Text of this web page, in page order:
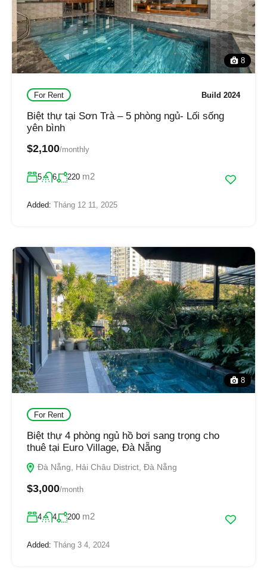
8
For Rent Build 2024
Biệt thự tại Sơn Trà – 5 phòng ngủ- Lối sống
yên bình
$2,100/monthly
5 6 220 m2
Added: Tháng 12 11, 2025
8
For Rent
Biệt thự 4 phòng ngủ hồ bơi sang trọng cho
thuê tại Euro Village, Đà Nẵng
Đà Nẵng, Hải Châu District, Đà Nẵng
$3,000/month
4 4 200 m2
Added: Tháng 3 4, 2024